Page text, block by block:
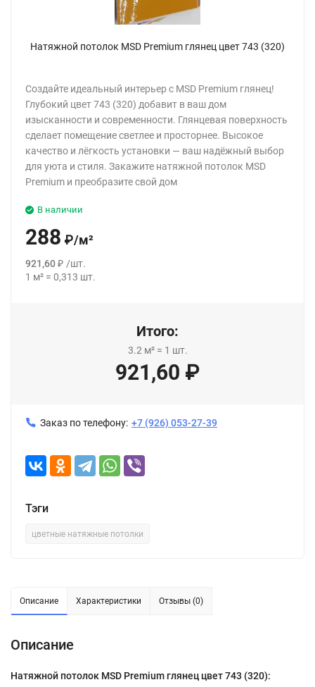
Натяжной потолок MSD Premium глянец цвет 743 (320)
Создайте идеальный интерьер с MSD Premium глянец!
Глубокий цвет 743 (320) добавит в ваш дом
изысканности и современности. Глянцевая поверхность
сделает помещение светлее и просторнее. Высокое
качество и лёгкость установки — ваш надёжный выбор
для уюта и стиля. Закажите натяжной потолок MSD
Premium и преобразите свой дом
В наличии
288 ₽/м²
921,60₽ /шт.
1 м² = 0,313 шт.
Итого:
3.2 м²= 1 шт.
921,60 ₽
Заказ по телефону: +7 (926) 053-27-39
Тэги
цветные натяжные потолки
Описание Характеристики Отзывы (0)
Описание
Натяжной потолок MSD Premium глянец цвет 743 (320):